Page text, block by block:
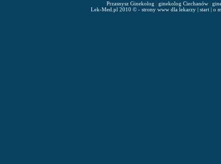
Przasnysz Ginekolog | ginekolog Ciechanów|
Lek-Med.pl 2010 © - strony www dla lekarzy| start| o